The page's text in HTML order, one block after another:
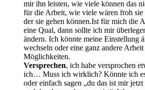
mir ihn leisten, wie viele können das
für die Arbeit, wie viele wären froh sie
der sie gehen können.Ist für mich die
eine Qual, dann sollte ich mir
ändern. Ich könnte meine Einstellung
wechseln oder eine ganz andere
Möglichkeiten.
Versprechen, ich habe versprochen
ich… Muss ich wirklich? Könnte ich
oder einfach sagen „du das ist mir